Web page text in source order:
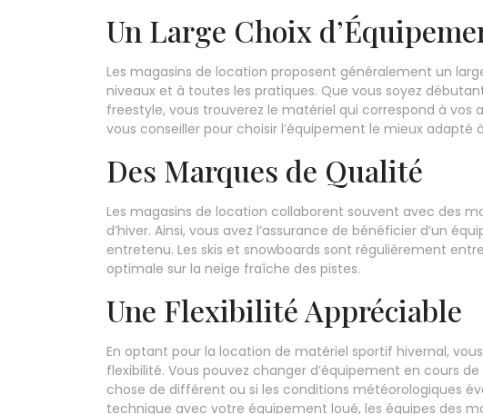
Un Large Choix
Les magasins de location proposent généralement un
niveaux et à toutes les pratiques. Que vous soyez
freestyle, vous trouverez le matériel qui correspond à vos
vous conseiller pour choisir l’équipement le mieux
Des Marques de Qualité
Les magasins de location collaborent souvent avec des
d’hiver. Ainsi, vous avez l’assurance de bénéficier d’un
entretenu. Les skis et snowboards sont régulièrement
optimale sur la neige fraîche des pistes.
Une Flexibilité Appréciable
En optant pour la location de matériel sportif hivernal,
flexibilité. Vous pouvez changer d’équipement en cours
chose de différent ou si les conditions météorologiques
technique avec votre équipement loué, les équipes des